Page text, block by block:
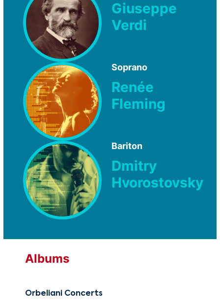
Giuseppe
Verdi
Soprano
Renée
Fleming
Bariton
Dmitry
Hvorostovsky
Albums
Orbeliani Concerts